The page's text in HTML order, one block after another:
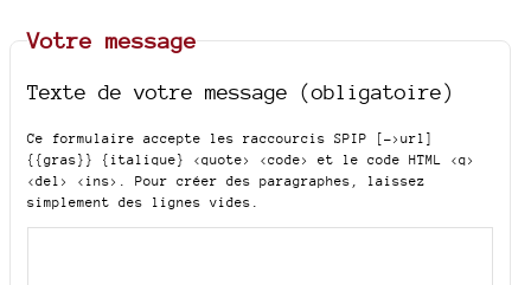
Votre message
Texte de votre message (obligatoire)
Ce formulaire accepte les raccourcis SPIP
[->url]
{{gras}} {italique} <quote> <code>
et le code HTML <q>
<del> <ins>
. Pour créer des paragraphes, laissez
simplement des lignes vides.